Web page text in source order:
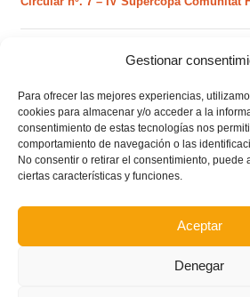
Gestionar
Para ofrecer las mejores experiencias,
cookies para almacenar y/o acceder a la
consentimiento de estas tecnologías nos
comportamiento de navegación o las
No consentir o retirar el consentimiento, puede
ciertas características y funciones.
Aceptar
Denegar
Este es el grupo VI y
Federación RFEF para la
Este es el grupo de la Lliga
El calendario del grupo VI de